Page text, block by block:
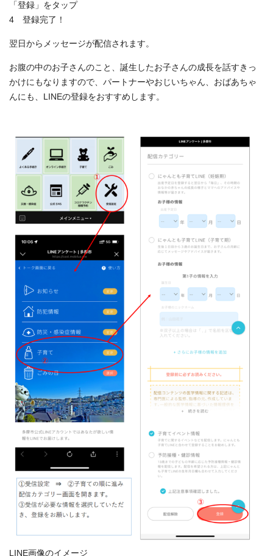
「登録」をタップ
4 登録完了！
翌日からメッセージが配信されます。
お腹の中のお子さんのこと、誕生したお子さんの成長を話すきっ
かけにもなりますので、パートナーやおじいちゃん、おばあちゃ
んにも、LINEの登録をおすすめします。
LINE画像のイメージ